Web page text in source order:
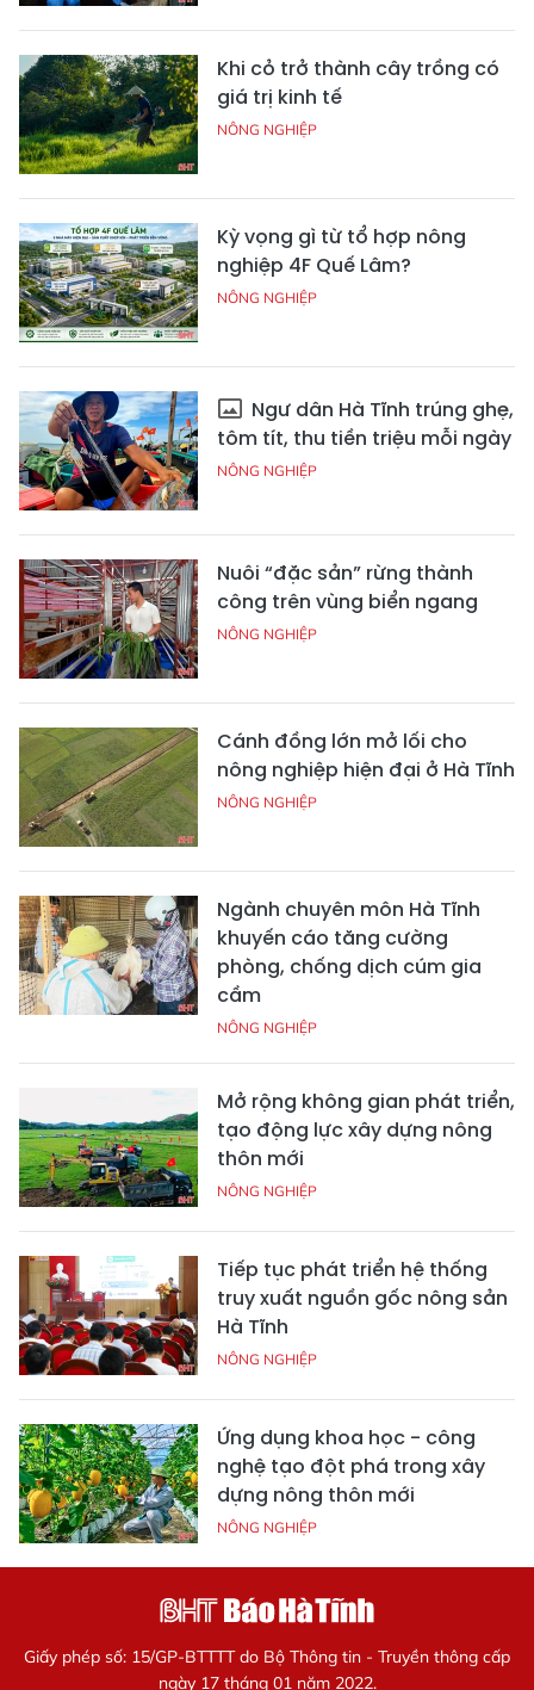
Khi cỏ trở thành cây trồng có
giá trị kinh tế
NÔNG NGHIỆP
Kỳ vọng gì từ tổ hợp nông
nghiệp 4F Quế Lâm?
NÔNG NGHIỆP
Ngư dân Hà Tĩnh trúng ghẹ,
tôm tít, thu tiền triệu mỗi ngày
NÔNG NGHIỆP
Nuôi “đặc sản” rừng thành
công trên vùng biển ngang
NÔNG NGHIỆP
Cánh đồng lớn mở lối cho
nông nghiệp hiện đại ở Hà Tĩnh
NÔNG NGHIỆP
Ngành chuyên môn Hà Tĩnh
khuyến cáo tăng cường
phòng, chống dịch cúm gia
cầm
NÔNG NGHIỆP
Mở rộng không gian phát triển,
tạo động lực xây dựng nông
thôn mới
NÔNG NGHIỆP
Tiếp tục phát triển hệ thống
truy xuất nguồn gốc nông sản
Hà Tĩnh
NÔNG NGHIỆP
Ứng dụng khoa học - công
nghệ tạo đột phá trong xây
dựng nông thôn mới
NÔNG NGHIỆP
Giấy phép số: 15/GP-BTTTT do Bộ Thông tin - Truyền thông cấp
ngày 17 tháng 01 năm 2022.